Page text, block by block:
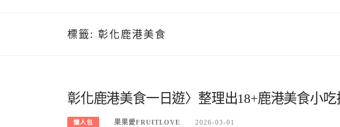
標籤: 彰化鹿港美食
彰化鹿港美食一日遊〉整理出18+鹿港美食小吃
懶人包 果果愛FRUITLOVE 2026-03-01